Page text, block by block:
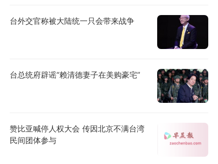
台外交官称被大陆统一只会带来战争
台总统府辟谣“赖清德妻子在美购豪宅”
赞比亚喊停人权大会 传因北京不满台湾
民间团体参与